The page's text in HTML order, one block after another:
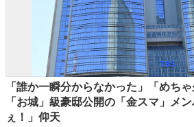
「誰か一瞬分からなかった」「めち
「お城」級豪邸公開の「金スマ」メ
ぇ！」仰天